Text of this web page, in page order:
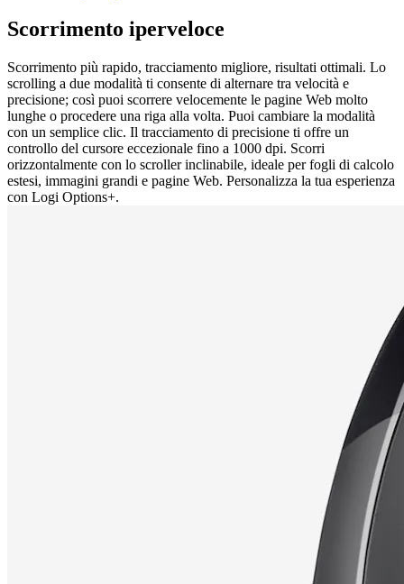
Scorrimento iperveloce
Scorrimento più rapido, tracciamento migliore, risultati ottimali. Lo
scrolling a due modalità ti consente di alternare tra velocità e
precisione; così puoi scorrere velocemente le pagine Web molto
lunghe o procedere una riga alla volta. Puoi cambiare la modalità
con un semplice clic. Il tracciamento di precisione ti offre un
controllo del cursore eccezionale fino a 1000 dpi. Scorri
orizzontalmente con lo scroller inclinabile, ideale per fogli di calcolo
estesi, immagini grandi e pagine Web. Personalizza la tua esperienza
con Logi Options+.